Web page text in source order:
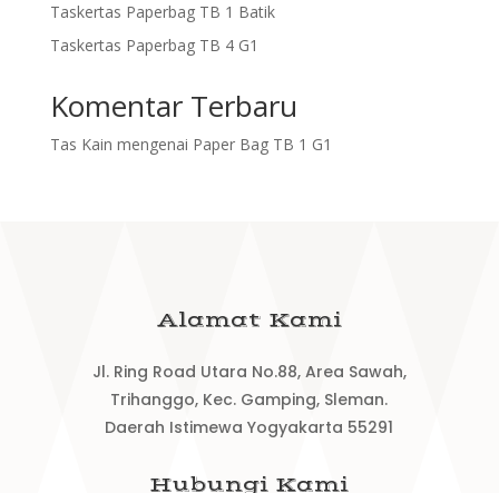
Taskertas Paperbag TB 1 Batik
Taskertas Paperbag TB 4 G1
Komentar Terbaru
Tas Kain mengenai Paper Bag TB 1 G1
Alamat Kami
Jl. Ring Road Utara No.88, Area Sawah,
Trihanggo, Kec. Gamping, Sleman.
Daerah Istimewa Yogyakarta 55291
Hubungi Kami